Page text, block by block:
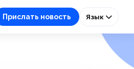
Прислать новость Язык